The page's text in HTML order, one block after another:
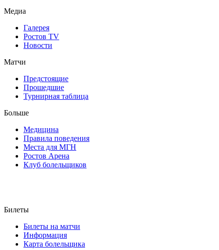
Медиа
Галерея
Ростов TV
Новости
Матчи
Предстоящие
Прошедшие
Турнирная таблица
Больше
Медицина
Правила поведения
Места для МГН
Ростов Арена
Клуб болельщиков
Билеты
Билеты на матчи
Информация
Карта болельщика